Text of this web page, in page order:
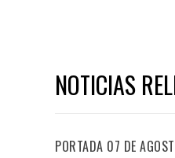
NOTICIAS
PORTADA 07 DE